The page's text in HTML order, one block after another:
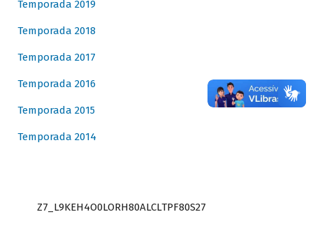
Temporada 2019
Temporada 2018
Temporada 2017
Temporada 2016
Temporada 2015
Temporada 2014
Z7_L9KEH4O0LORH80ALCLTPF80S27